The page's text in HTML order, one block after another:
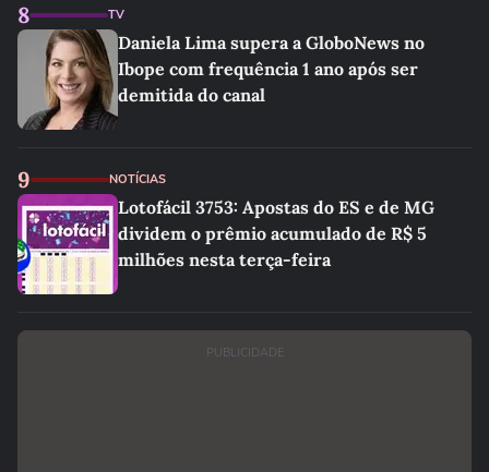
8 TV
Daniela Lima supera a GloboNews no
Ibope com frequência 1 ano após ser
demitida do canal
9 NOTÍCIAS
Lotofácil 3753: Apostas do ES e de MG
dividem o prêmio acumulado de R$ 5
milhões nesta terça-feira
PUBLICIDADE